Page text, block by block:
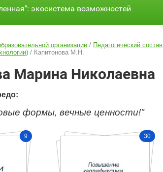
экосистема возможностей
организации / Педагогический состав
/ Капитонова М.Н.
Марина Николаевна
формы, вечные ценности!"
9 30